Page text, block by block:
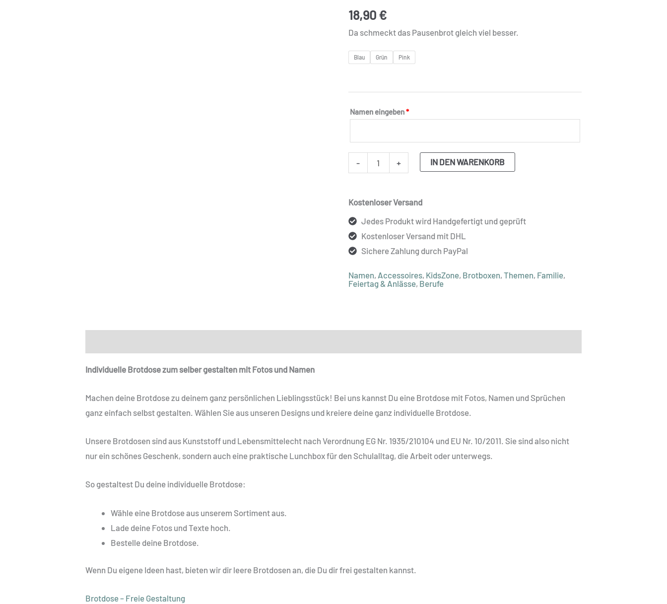
18,90€
Da schmeckt das Pausenbrot gleich viel besser.
Blau Grün Pink
Namen eingeben*
-
Fee
+ IN DEN WARENKORB
Kostenloser Versand
Jedes Produkt wird Handgefertigt und geprüft
Kostenloser Versand mit DHL
Sichere Zahlung durch PayPal
Namen, Accessoires, KidsZone, Brotboxen, Themen, Familie,
Feiertag & Anlässe, Berufe
Individuelle Brotdose zum selber gestalten mit Fotos und Namen
Machen deine Brotdose zu deinem ganz persönlichen Lieblingsstück! Bei uns kannst Du eine Brotdose mit Fotos, Namen und Sprüchen
ganz einfach selbst gestalten. Wählen Sie aus unseren Designs und kreiere deine ganz individuelle Brotdose.
Unsere Brotdosen sind aus Kunststoff und Lebensmittelecht nach Verordnung EG Nr. 1935/210104 und EU Nr. 10/2011. Sie sind also nicht
nur ein schönes Geschenk, sondern auch eine praktische Lunchbox für den Schulalltag, die Arbeit oder unterwegs.
So gestaltest Du deine individuelle Brotdose:
Wähle eine Brotdose aus unserem Sortiment aus.
Lade deine Fotos und Texte hoch.
Bestelle deine Brotdose.
Wenn Du eigene Ideen hast, bieten wir dir leere Brotdosen an, die Du dir frei gestalten kannst.
Brotdose – Freie Gestaltung